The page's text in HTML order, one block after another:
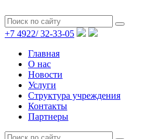
+7 4922/32-33-05
Главная
О нас
Новости
Услуги
Структура учреждения
Контакты
Партнеры